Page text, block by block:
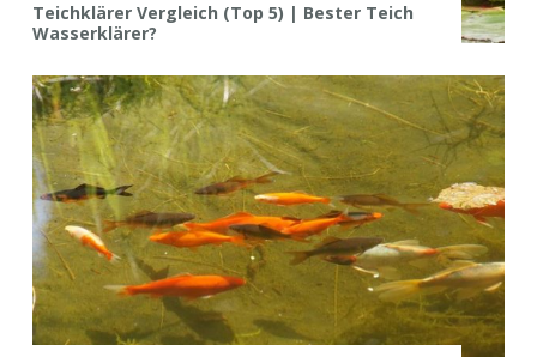
Teichklärer Vergleich (Top 5) | Bester Teich
Wasserklärer?